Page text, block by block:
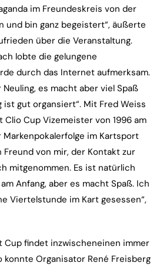
im Freundeskreis von der
und bin ganz begeistert“, äußerte
über die Veranstaltung.
lobte die gelungene
durch das Internet aufmerksam.
es macht aber viel Spaß
ist gut organsiert“. Mit Fred Weiss
Clio Cup Vizemeister von 1996 am
im Kartsport
Freund von mir, der Kontakt zur
mitgenommen. Es ist natürlich
Anfang, aber es macht Spaß. Ich
Viertelstunde im Kart gesessen“,
Cup findet inzwischeneinen immer
Organisator René Freisberg